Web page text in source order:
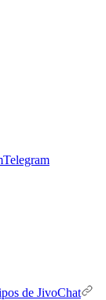
Telegram
de JivoChat